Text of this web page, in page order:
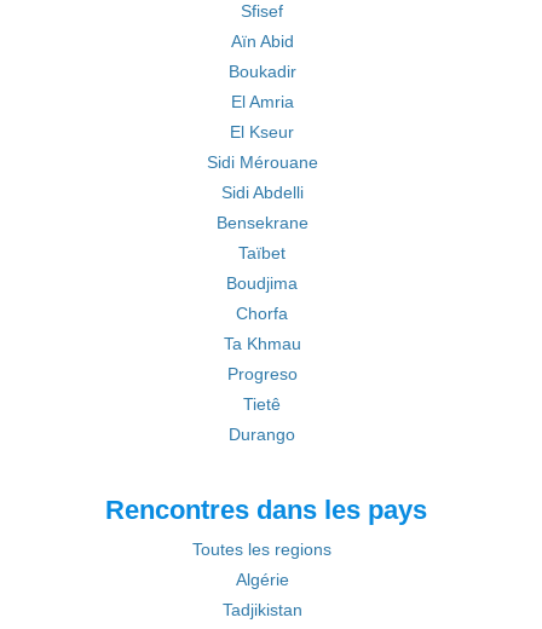
Sfisef
Aïn Abid
Boukadir
El Amria
El Kseur
Sidi Mérouane
Sidi Abdelli
Bensekrane
Taïbet
Boudjima
Chorfa
Ta Khmau
Progreso
Tietê
Durango
Rencontres dans les pays
Toutes les regions
Algérie
Tadjikistan